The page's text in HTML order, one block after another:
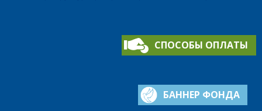
СПОСОБЫ ОПЛАТЫ
БАННЕР ФОНДА